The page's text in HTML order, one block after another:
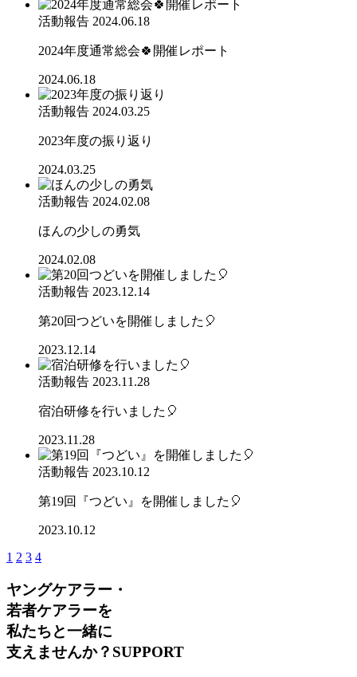
活動報告 2024.06.18
2024年度通常総会🍀開催レポート
2024.06.18
活動報告 2024.03.25
2023年度の振り返り
2024.03.25
活動報告 2024.02.08
ほんの少しの勇気
2024.02.08
活動報告 2023.12.14
第20回つどいを開催しました🎈
2023.12.14
活動報告 2023.11.28
宿泊研修を行いました🎈
2023.11.28
活動報告 2023.10.12
第19回『つどい』を開催しました🎈
2023.10.12
1 2 3 4
ヤングケアラー・
若者ケアラーを
私たちと一緒に
支えませんか？ SUPPORT